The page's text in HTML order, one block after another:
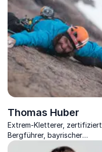
Profiling lernen, was
über sich verraten, ohne es
merken.
Thomas Huber
Extrem-Kletterer,
Bergführer, bayrischer
Filmpreisträger, Autor.